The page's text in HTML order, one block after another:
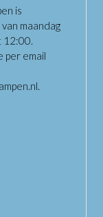
is
maandag
12:00.
per email
.